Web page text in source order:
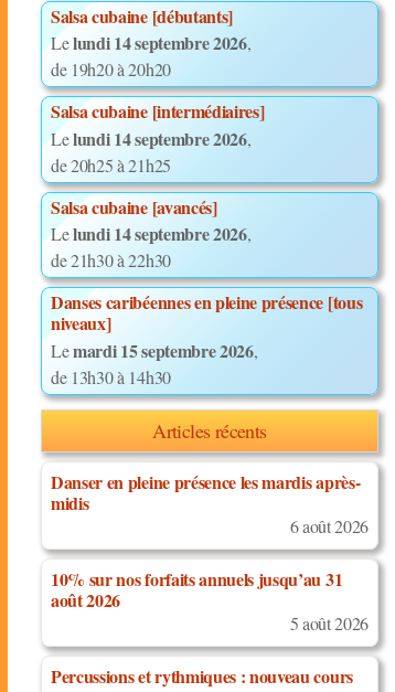
Salsa cubaine [débutants]
Lelundi 14 septembre 2026,
de 19h20 à 20h20
Salsa cubaine [intermédiaires]
Lelundi 14 septembre 2026,
de 20h25 à 21h25
Salsa cubaine [avancés]
Lelundi 14 septembre 2026,
de 21h30 à 22h30
Danses caribéennes en pleine présence [tous
niveaux]
Lemardi 15 septembre 2026,
de 13h30 à 14h30
Articles récents
Danser en pleine présence les mardis après-
midis
6 août 2026
10% sur nos forfaits annuels jusqu’au 31
août 2026
5 août 2026
Percussions et rythmiques : nouveau cours